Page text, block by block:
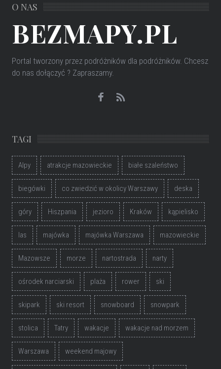
O NAS
BEZMAPY.PL
Portal tworzony przez podróżników dla podróżników. Chcesz
do nas dołączyć ? Zapraszamy.
TAGI
Alpy atrakcje mazowieckie białe szaleństwo
biegówki co zwiedzić w okolicy Warszawy deska
góry Hiszpania jezioro Kraków kąpielisko
las majówka majówka Warszawa mazowieckie
Mazowsze morze nartostrada narty
ośrodek narciarski plaża rower ski
skipark ski resort snowboard snowpark
stolica Tatry wakacje wakacje nad morzem
Warszawa weekend majowy